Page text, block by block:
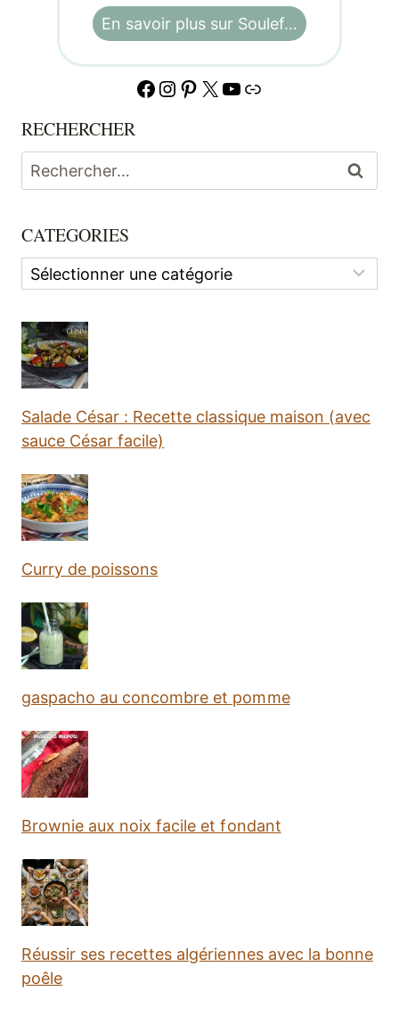
En savoir plus sur Soulef…
Facebook
Instagram
Pinterest
X YouTube
Lien
RECHERCHER
Rechercher :
CATEGORIES
Categories
Salade César : Recette classique maison (avec
sauce César facile)
Curry de poissons
gaspacho au concombre et pomme
Brownie aux noix facile et fondant
Réussir ses recettes algériennes avec la bonne
poêle